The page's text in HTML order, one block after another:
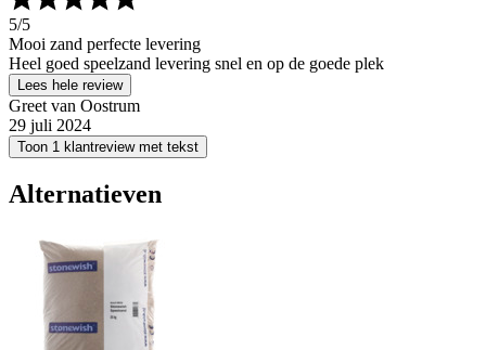
5/5
Mooi zand perfecte levering
Heel goed speelzand levering snel en op de goede plek
Lees hele review
Greet van Oostrum
29 juli 2024
Toon 1 klantreview met tekst
Alternatieven